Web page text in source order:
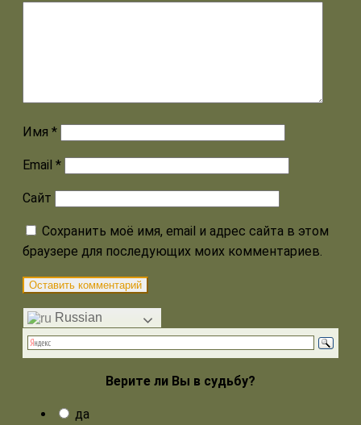
Имя *
Email *
Сайт
Сохранить моё имя, email и адрес сайта в этом
браузере для последующих моих комментариев.
Russian
Верите ли Вы в судьбу?
да